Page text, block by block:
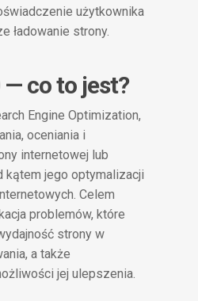
użytkownika
ładowanie strony.
— co to jest?
Engine Optimization,
oceniania i
internetowej lub
kątem jego optymalizacji
Celem
problemów, które
strony w
a także
jej ulepszenia.